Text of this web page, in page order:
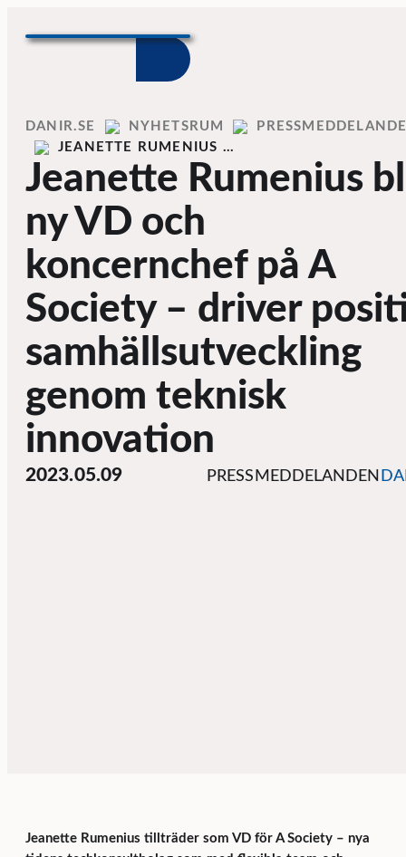
Home
DANIR NYHETSRUM
JEANETTE RUMENIUS …
Jeanette Rumenius
ny VD och
koncernchef på A
Society – driver
samhällsutveckling
genom teknisk
innovation
2023.05.09 PRESSMEDDELANDEN
Jeanette Rumenius tillträder som VD för A Society – nya